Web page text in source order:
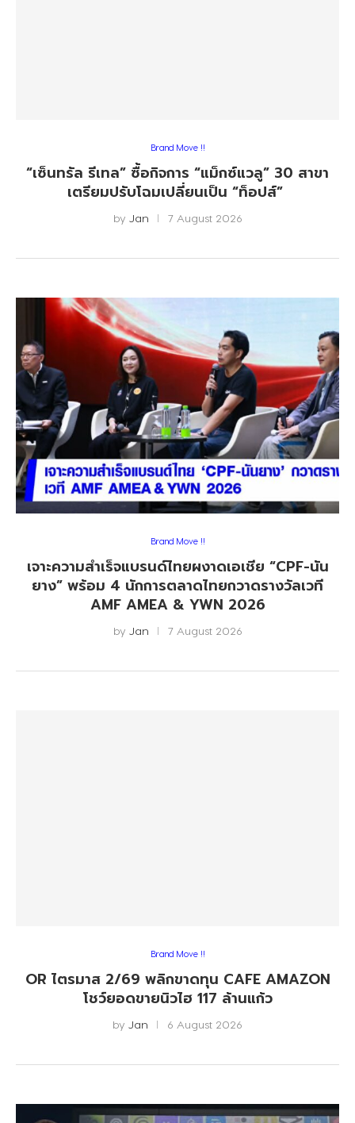
Brand Move !!
“เซ็นทรัล รีเทล” ซื้อกิจการ “แม็กซ์แวลู” 30 สาขา
เตรียมปรับโฉมเปลี่ยนเป็น “ท็อปส์”
by Jan 7 August 2026
Brand Move !!
เจาะความสำเร็จแบรนด์ไทยผงาดเอเชีย “CPF-นัน
ยาง” พร้อม 4 นักการตลาดไทยกวาดรางวัลเวที
AMF AMEA & YWN 2026
by Jan 7 August 2026
Brand Move !!
OR ไตรมาส 2/69 พลิกขาดทุน CAFE AMAZON
โชว์ยอดขายนิวไฮ 117 ล้านแก้ว
by Jan 6 August 2026